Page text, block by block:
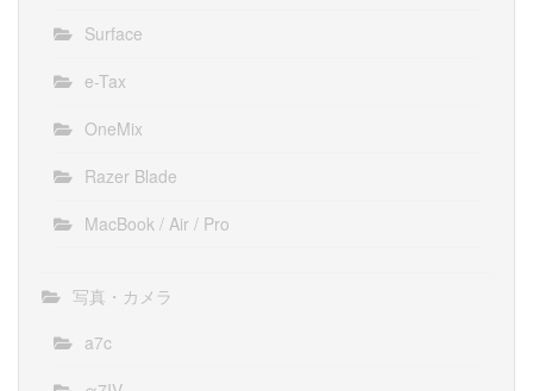
Surface
e-Tax
OneMix
Razer Blade
MacBook / Air / Pro
写真・カメラ
a7c